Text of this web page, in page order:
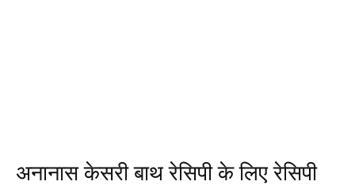
अनानास केसरी बाथ रेसिपी के लिए रेसिपी